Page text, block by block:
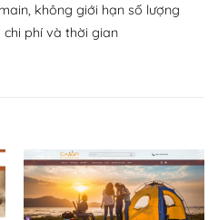
đều có thể dễ
đã cung cấp khoảng 60%
website WordPress
không giới hạn số lượng
chi phí và thời gian